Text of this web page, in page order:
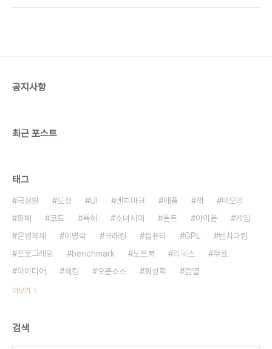
면 사교육비를 투자해야 한다. 그래서 학력도 대물림
공지사항
최근 포스트
태그
국정원 도청 UI 벤치마크 애플 책
메모리
화폐
코드 특허 소녀시대 폰트 아이폰
게임
운영체제
이명박 크래킹 컴퓨터 GPL
벤치마킹
프로그래밍
benchmark 노트북 리눅스
무료
아이디어
해킹 오픈소스 화성학 검열
더보기
검색